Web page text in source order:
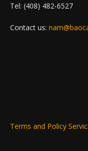
Tel: (408) 482-6527
Contact us:
Terms and Policy